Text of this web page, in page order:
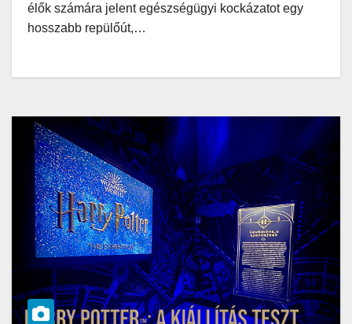
élők számára jelent egészségügyi kockázatot egy
hosszabb repülőút,…